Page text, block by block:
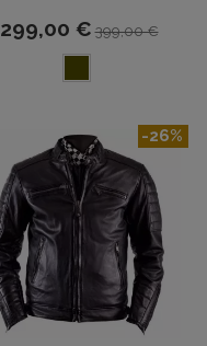
299,00 € 399,00 €
-26%